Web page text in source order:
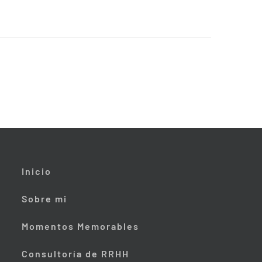
Inicio
Sobre mi
Momentos Memorables
Consultoría de RRHH